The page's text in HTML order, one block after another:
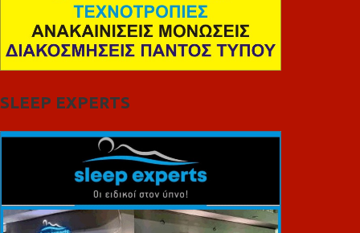
SLEEP EXPERTS